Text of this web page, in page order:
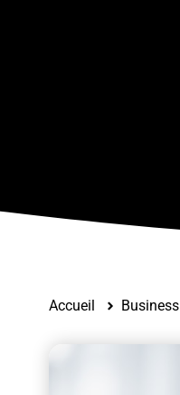
Accueil Business